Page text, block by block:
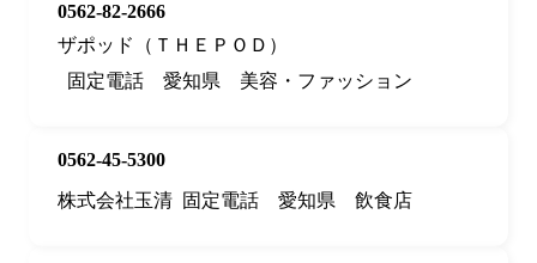
0562-82-2666
ザポッド（ＴＨＥＰＯＤ）
固定電話
愛知県 美容・ファッション
0562-45-5300
株式会社玉清 固定電話 愛知県 飲食店